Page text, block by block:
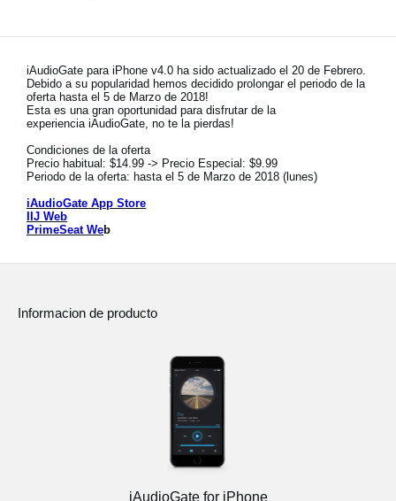
Soporte
Localizador de Tiendas
Noticias
Ubicación
Acerca de KORG
iAudioGate para iPhone v4.0 ha sido actualizado el 20 de Febrero.
Debido a su popularidad hemos decidido prolongar el periodo de la
oferta hasta el 5 de Marzo de 2018!
Esta es una gran oportunidad para disfrutar de la
experiencia iAudioGate, no te la pierdas!
Condiciones de la oferta
Precio habitual: $14.99 -> Precio Especial: $9.99
Periodo de la oferta: hasta el 5 de Marzo de 2018 (lunes)
iAudioGate App Store
IIJ Web
PrimeSeat Web
Informacion de producto
iAudioGate for iPhone